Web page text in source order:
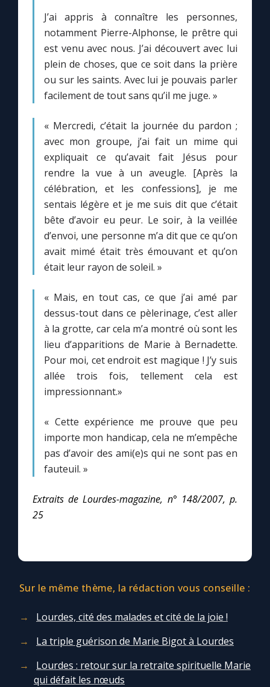
Une Minute avec Marie
Une neuvaine
À la une
1000 Raisons de Croire
Chapelet pour le monde
Contact
Faire un don
Marie de Nazareth
J’ai appris à connaître les personnes,
notamment Pierre-Alphonse, le prêtre qui
est venu avec nous. J’ai découvert avec lui
plein de choses, que ce soit dans la prière
ou sur les saints. Avec lui je pouvais parler
facilement de tout sans qu’il me juge. »
« Mercredi, c’était la journée du pardon ;
avec mon groupe, j’ai fait un mime qui
expliquait ce qu’avait fait Jésus pour
rendre la vue à un aveugle. [Après la
célébration, et les confessions], je me
sentais légère et je me suis dit que c’était
bête d’avoir eu peur. Le soir, à la veillée
d’envoi, une personne m’a dit que ce qu’on
avait mimé était très émouvant et qu’on
était leur rayon de soleil. »
« Mais, en tout cas, ce que j’ai amé par
dessus-tout dans ce pèlerinage, c’est aller
à la grotte, car cela m’a montré où sont les
lieu d’apparitions de Marie à Bernadette.
Pour moi, cet endroit est magique ! J’y suis
allée trois fois, tellement cela est
impressionnant.»
« Cette expérience me prouve que peu
importe mon handicap, cela ne m’empêche
pas d’avoir des ami(e)s qui ne sont pas en
fauteuil. »
Extraits de Lourdes-magazine, n° 148/2007, p.
25
Sur le même thème, la rédaction vous conseille :
Lourdes, cité des malades et cité de la joie !
La triple guérison de Marie Bigot à Lourdes
Lourdes : retour sur la retraite spirituelle Marie
qui défait les nœuds